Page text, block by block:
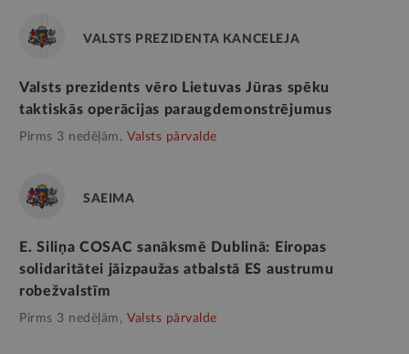
VALSTS PREZIDENTA KANCELEJA
Valsts prezidents vēro Lietuvas Jūras spēku
taktiskās operācijas paraugdemonstrējumus
Pirms 3 nedēļām, Valsts pārvalde
SAEIMA
E. Siliņa COSAC sanāksmē Dublinā: Eiropas
solidaritātei jāizpaužas atbalstā ES austrumu
robežvalstīm
Pirms 3 nedēļām, Valsts pārvalde